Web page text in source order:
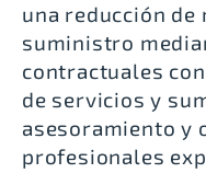
una reducción de
suministro
contractuales
de servicios y
asesoramiento y
profesionales